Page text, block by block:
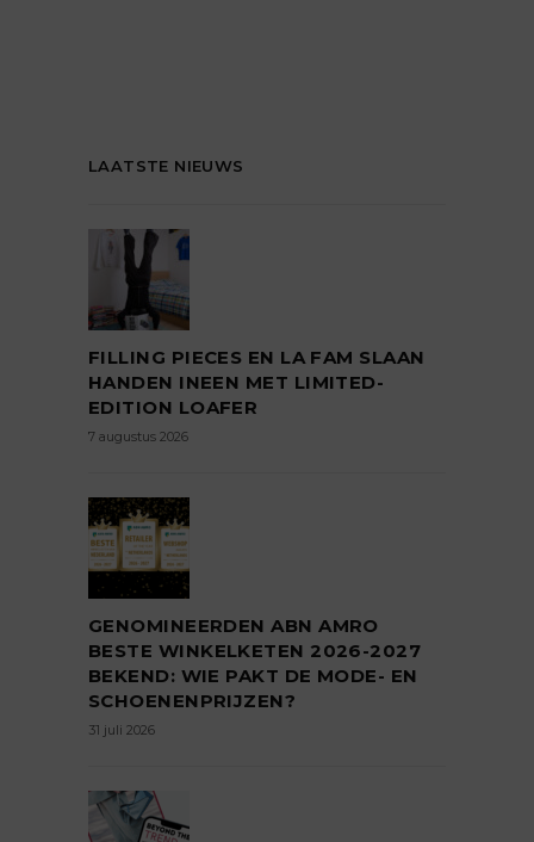
LAATSTE NIEUWS
FILLING PIECES EN LA FAM SLAAN
HANDEN INEEN MET LIMITED-
EDITION LOAFER
7 augustus 2026
GENOMINEERDEN ABN AMRO
BESTE WINKELKETEN 2026-2027
BEKEND: WIE PAKT DE MODE- EN
SCHOENENPRIJZEN?
31 juli 2026